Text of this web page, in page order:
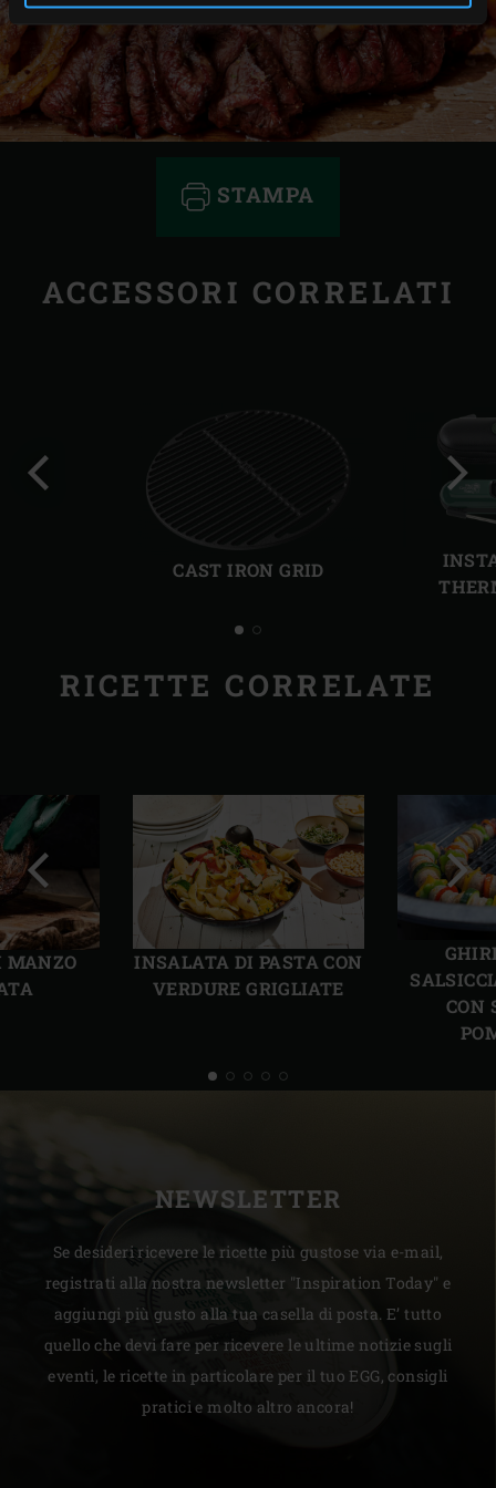
STAMPA
ACCESSORI CORRELATI
CAST IRON GRID
RICETTE CORRELATE
MANZO
INSALATA DI PASTA CON
VERDURE GRIGLIATE
CON
Precedente
NEWSLETTER
Se desideri ricevere le ricette più gustose via e-mail,
registrati alla nostra newsletter "Inspiration Today" e
aggiungi più gusto alla tua casella di posta. E’ tutto
quello che devi fare per ricevere le ultime notizie sugli
eventi, le ricette in particolare per il tuo EGG, consigli
pratici e molto altro ancora!